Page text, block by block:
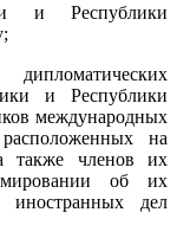
и Республики
и Республики
международных
на
также членов их
об их
иностранных дел